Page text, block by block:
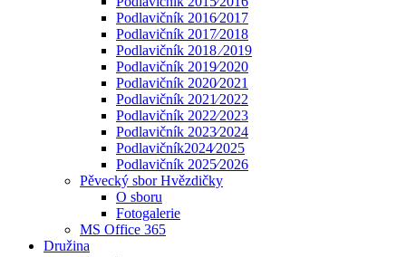
Podlavičník 2016⁄2017
Podlavičník 2017⁄2018
Podlavičník 2018 ⁄2019
Podlavičník 2019⁄2020
Podlavičník 2020⁄2021
Podlavičník 2021⁄2022
Podlavičník 2022⁄2023
Podlavičník 2023⁄2024
Podlavičník2024⁄2025
Podlavičník 2025⁄2026
Pěvecký sbor Hvězdičky
O sboru
Fotogalerie
MS Office 365
Družina